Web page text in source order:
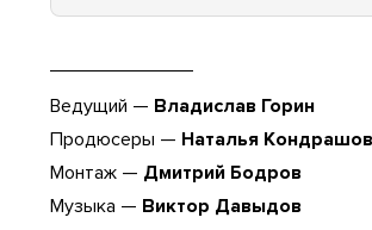
Ведущий — Владислав Горин
Продюсеры — Наталья
Монтаж — Дмитрий Бодров
Музыка — Виктор Давыдов